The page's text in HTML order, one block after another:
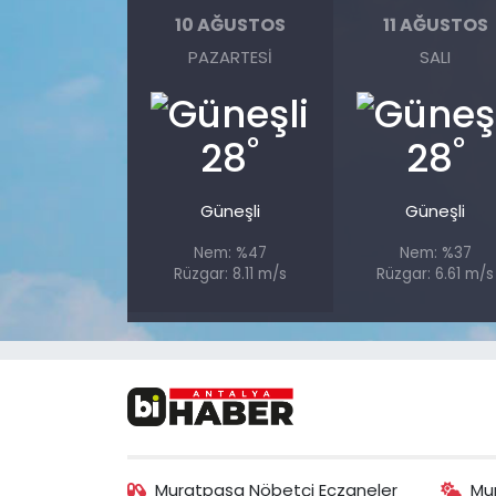
10 AĞUSTOS
PAZARTESI
28°
Güneşli
Nem: %47
Rüzgar: 8.11 m/s
11 AĞUSTOS
SALI
28°
Güneşli
Nem: %37
Rüzgar: 6.61 m/s
Muratpaşa Nöbetçi Eczaneler